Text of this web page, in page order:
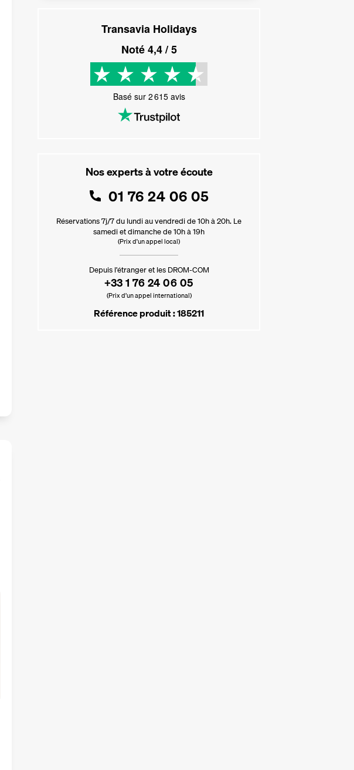
Transavia Holidays
Noté4,4/ 5
Basé sur 2 615avis
Nos experts à votre écoute
01 76 24 06 05
Réservations 7j/7 du lundi au vendredi de 10h à 20h. Le
samedi et dimanche de 10h à 19h
(Prix d'un appel local)
Depuis l’étranger et les DROM-COM
+33 1 76 24 06 05
(Prix d’un appel international)
Référence produit : 185211